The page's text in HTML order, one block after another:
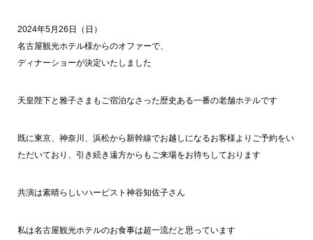
2024年5月26日（日）
名古屋観光ホテル様からのオファーで、
ディナーショーが決定いたしました
天皇陛下と雅子さまもご宿泊なさった歴史ある一番の老舗ホテルです
既に東京、神奈川、浜松から新幹線でお越しになるお客様よりご予約をい
ただいており、引き続き遠方からもご来場をお待ちしております
共演は素晴らしいハーピスト神谷知佐子さん
私は名古屋観光ホテルのお食事は超一流だと思っています